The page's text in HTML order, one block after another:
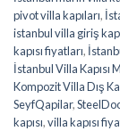
pivot villa kapıları,
istanbul villa giriş
kapısı fiyatları,
İstanbul Villa Kapısı
Kompozit Villa Dış
SeyfQapilar,
kapısı,villa kapısı